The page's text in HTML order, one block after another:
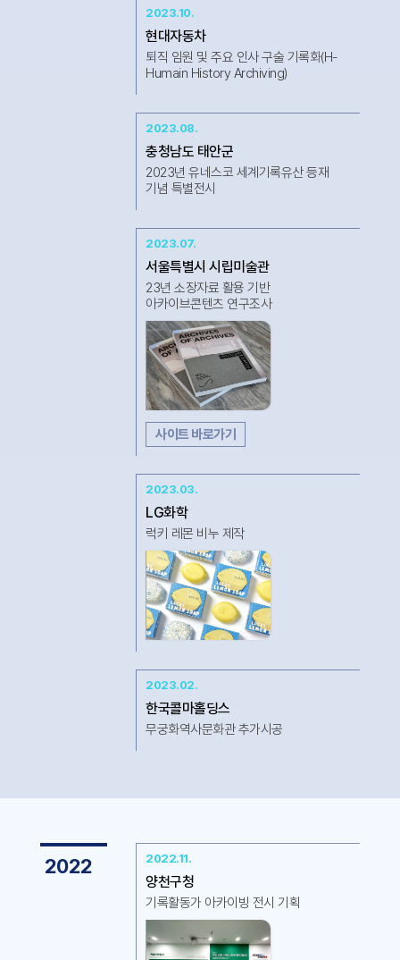
2023.10.
현대자동차
퇴직 임원 및 주요 인사 구술 기록화(H-
Humain History Archiving)
2023.08.
충청남도 태안군
2023년 유네스코 세계기록유산 등재
기념 특별전시
2023.07.
서울특별시 시립미술관
23년 소장자료 활용 기반
아카이브콘텐츠 연구조사
사이트 바로가기
2023.03.
LG화학
럭키 레몬 비누 제작
2023.02.
한국콜마홀딩스
무궁화역사문화관 추가시공
2022 2022.11.
양천구청
기록활동가 아카이빙 전시 기획